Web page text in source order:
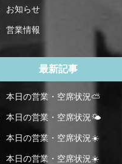
お知らせ
営業情報
最新記事
本日の営業・空席状況⛅️
本日の営業・空席状況🌤️
本日の営業・空席状況☀️
本日の営業・空席状況☀️